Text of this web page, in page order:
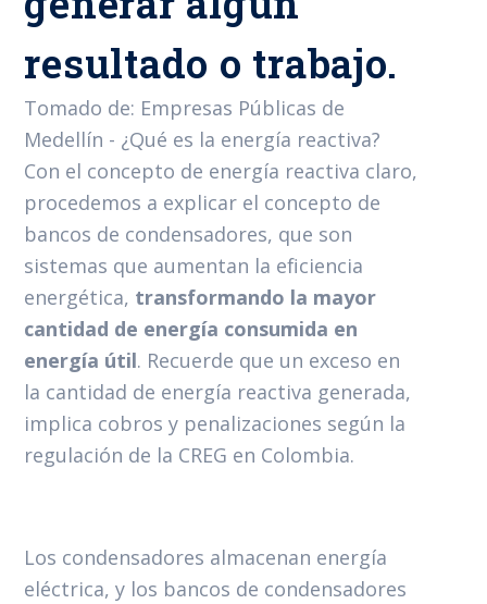
resultado o trabajo.
Tomado de: Empresas Públicas de
Medellín - ¿Qué es la energía reactiva?
Con el concepto de energía reactiva claro,
procedemos a explicar el concepto de
bancos de condensadores, que son
sistemas que aumentan la eficiencia
energética, transformando la mayor
cantidad de energía consumida en
energía útil. Recuerde que un exceso en
la cantidad de energía reactiva generada,
implica cobros y penalizaciones según la
regulación de la CREG en Colombia.
Los condensadores almacenan energía
eléctrica, y los bancos de condensadores